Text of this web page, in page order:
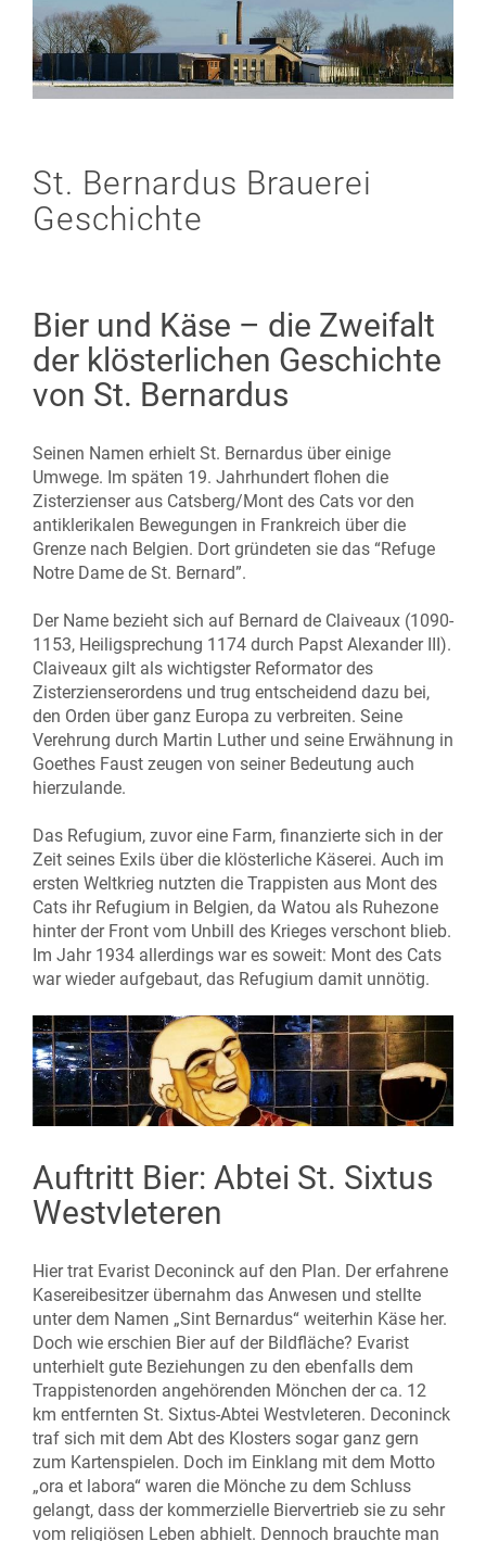
St. Bernardus Brauerei
Geschichte
Bier und Käse – die Zweifalt
der klösterlichen Geschichte
von St. Bernardus
Seinen Namen erhielt St. Bernardus über einige
Umwege. Im späten 19. Jahrhundert flohen die
Zisterzienser aus Catsberg/Mont des Cats vor den
antiklerikalen Bewegungen in Frankreich über die
Grenze nach Belgien. Dort gründeten sie das “Refuge
Notre Dame de St. Bernard”.
Der Name bezieht sich auf Bernard de Claiveaux (1090-
1153, Heiligsprechung 1174 durch Papst Alexander III).
Claiveaux gilt als wichtigster Reformator des
Zisterzienserordens und trug entscheidend dazu bei,
den Orden über ganz Europa zu verbreiten. Seine
Verehrung durch Martin Luther und seine Erwähnung in
Goethes Faust zeugen von seiner Bedeutung auch
hierzulande.
Das Refugium, zuvor eine Farm, finanzierte sich in der
Zeit seines Exils über die klösterliche Käserei. Auch im
ersten Weltkrieg nutzten die Trappisten aus Mont des
Cats ihr Refugium in Belgien, da Watou als Ruhezone
hinter der Front vom Unbill des Krieges verschont blieb.
Im Jahr 1934 allerdings war es soweit: Mont des Cats
war wieder aufgebaut, das Refugium damit unnötig.
Auftritt Bier: Abtei St. Sixtus
Westvleteren
Hier trat Evarist Deconinck auf den Plan. Der erfahrene
Kasereibesitzer übernahm das Anwesen und stellte
unter dem Namen „Sint Bernardus“ weiterhin Käse her.
Doch wie erschien Bier auf der Bildfläche? Evarist
unterhielt gute Beziehungen zu den ebenfalls dem
Trappistenorden angehörenden Mönchen der ca. 12
km entfernten St. Sixtus-Abtei Westvleteren. Deconinck
traf sich mit dem Abt des Klosters sogar ganz gern
zum Kartenspielen. Doch im Einklang mit dem Motto
„ora et labora“ waren die Mönche zu dem Schluss
gelangt, dass der kommerzielle Biervertrieb sie zu sehr
vom religiösen Leben abhielt. Dennoch brauchte man